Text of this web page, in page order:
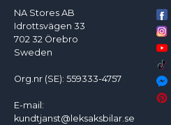
NA Stores AB
Idrottsvägen 33
702 32 Örebro
Sweden
Org.nr (SE): 559333-4757
E-mail:
kundtjanst@leksaksbilar.se